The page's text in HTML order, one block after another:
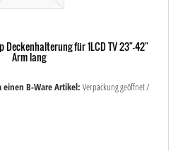
Deckenhalterung für 1LCD TV 23"-42"
Arm lang
einen B-Ware Artikel:Verpackung geöffnet /